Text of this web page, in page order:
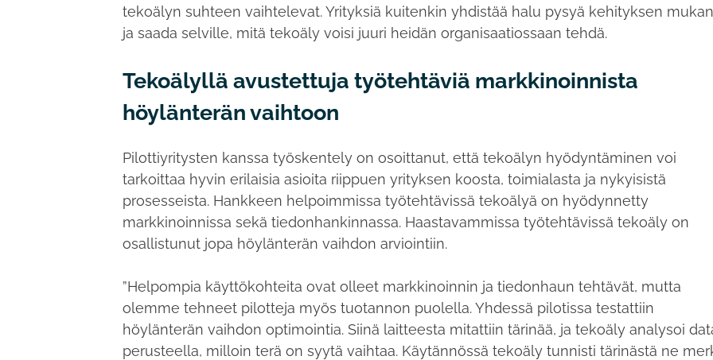
tekoälyn suhteen vaihtelevat. Yrityksiä kuitenkin yhdistää halu pysyä kehityksen
ja saada selville, mitä tekoäly voisi juuri heidän organisaatiossaan tehdä.
Tekoälyllä avustettuja työtehtäviä markkinoinnista
höylänterän vaihtoon
Pilottiyritysten kanssa työskentely on osoittanut, että tekoälyn hyödyntäminen voi
tarkoittaa hyvin erilaisia asioita riippuen yrityksen koosta, toimialasta ja nykyisistä
prosesseista. Hankkeen helpoimmissa työtehtävissä tekoälyä on hyödynnetty
markkinoinnissa sekä tiedonhankinnassa. Haastavammissa työtehtävissä tekoäly on
osallistunut jopa höylänterän vaihdon arviointiin.
”Helpompia käyttökohteita ovat olleet markkinoinnin ja tiedonhaun tehtävät, mutta
olemme tehneet pilotteja myös tuotannon puolella. Yhdessä pilotissa testattiin
höylänterän vaihdon optimointia. Siinä laitteesta mitattiin tärinää, ja tekoäly analysoi
perusteella, milloin terä on syytä vaihtaa. Käytännössä tekoäly tunnisti tärinästä ne